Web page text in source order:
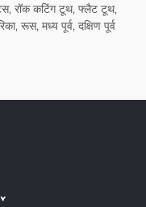
रॉक कटिंग टूथ, फ्लैट टूथ,
रूस, मध्य पूर्व, दक्षिण पूर्व